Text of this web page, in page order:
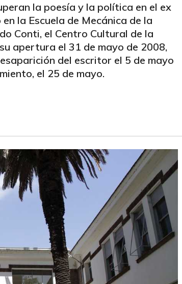
la poesía y la política en el ex
la Escuela de Mecánica de la
Conti, el Centro Cultural de la
apertura el 31 de mayo de 2008,
del escritor el 5 de mayo
el 25 de mayo.